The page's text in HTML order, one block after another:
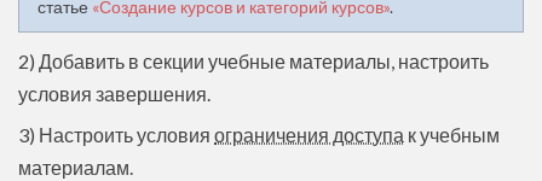
статье «Создание курсов и категорий курсов».
2) Добавить в секции учебные материалы, настроить
условия завершения.
3) Настроить условия ограничения доступа к учебным
материалам.